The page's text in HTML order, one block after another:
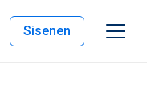
Sisenen